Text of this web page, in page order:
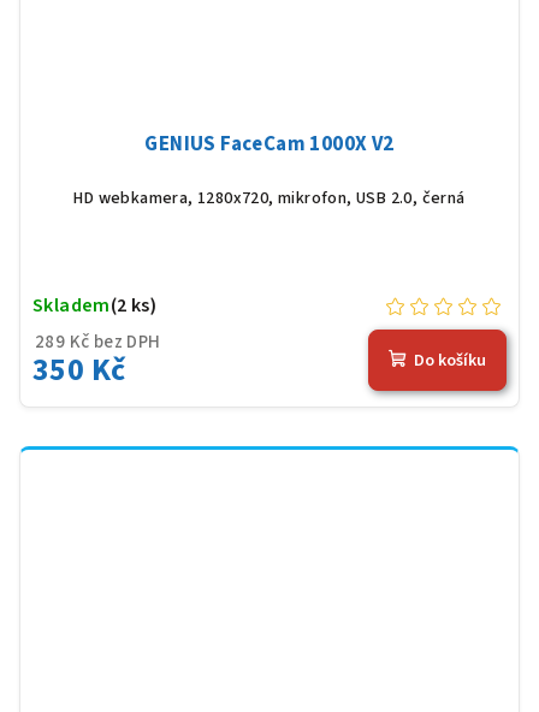
GENIUS FaceCam 1000X V2
HD webkamera, 1280x720, mikrofon, USB 2.0, černá
289 Kč bez DPH
350 Kč
Skladem(2 ks)
Do košíku